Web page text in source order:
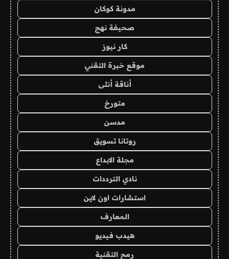
مدونة كوكان
صحيفة نهج
كار نيوز
موقع خبرة التقني
أناقة أنثى
متورخ
مدسن
روتانا تسويق
مجلة الابداع
نادي الترددات
استشارات اون لاين
المعارف
هيدب فيديو
رمح التقنية